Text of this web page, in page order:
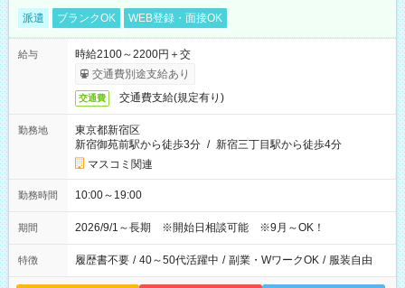
派遣 ブランクOK WEB登録・面接OK
給与
時給2100～2200円＋交
交通費別途支給あり
交通費 交通費支給(規定有り)
勤務地
東京都新宿区
新宿御苑前駅から徒歩3分 / 新宿三丁目駅から徒歩4分
マスコミ関連
勤務時間 10:00～19:00
期間 2026/9/1～長期 ※開始日相談可能 ※9月～OK！
特徴 履歴書不要 / 40～50代活躍中 / 副業・WワークOK / 服装自由